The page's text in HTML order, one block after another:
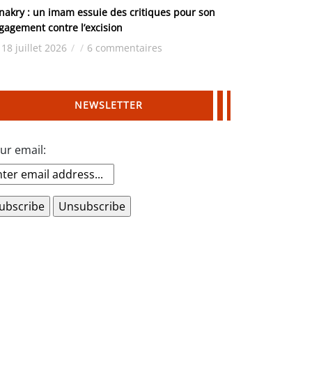
: un imam essuie des critiques pour son
contre l’excision
18 juillet 2026 / / 6 commentaires
NEWSLETTER
email: